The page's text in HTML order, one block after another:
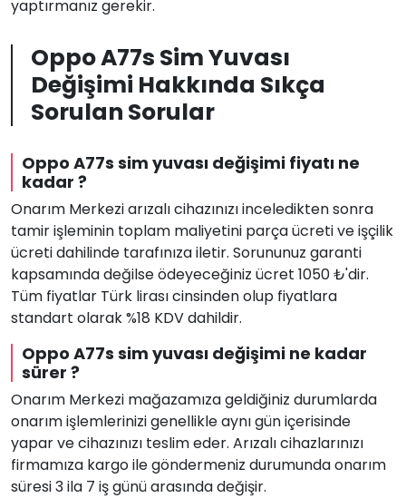
yaptırmanız gerekir.
Oppo A77s Sim Yuvası
Değişimi Hakkında Sıkça
Sorulan Sorular
Oppo A77s sim yuvası değişimi fiyatı ne
kadar ?
Onarım Merkezi arızalı cihazınızı inceledikten sonra
tamir işleminin toplam maliyetini parça ücreti ve işçilik
ücreti dahilinde tarafınıza iletir. Sorununuz garanti
kapsamında değilse ödeyeceğiniz ücret 1050 ₺'dir.
Tüm fiyatlar Türk lirası cinsinden olup fiyatlara
standart olarak %18 KDV dahildir.
Oppo A77s sim yuvası değişimi ne kadar
sürer ?
Onarım Merkezi mağazamıza geldiğiniz durumlarda
onarım işlemlerinizi genellikle aynı gün içerisinde
yapar ve cihazınızı teslim eder. Arızalı cihazlarınızı
firmamıza kargo ile göndermeniz durumunda onarım
süresi 3 ila 7 iş günü arasında değişir.